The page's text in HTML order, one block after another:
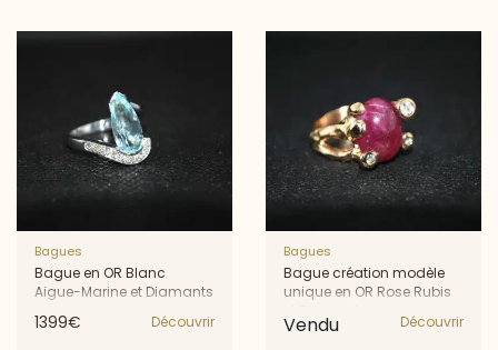
Bagues
Bague en OR Blanc
Aigue-Marine et Diamants
1399€ Découvrir
Bagues
Bague création modèle
unique en OR Rose Rubis
Vendu Découvrir